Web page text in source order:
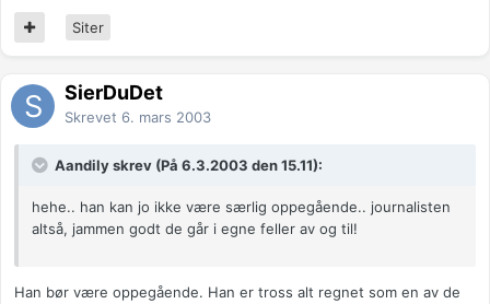
Siter
SierDuDet
Skrevet 6. mars 2003
Aandily skrev (På 6.3.2003 den 15.11):
hehe.. han kan jo ikke være særlig oppegående.. journalisten
altså, jammen godt de går i egne feller av og til!
Han bør være oppegående. Han er tross alt regnet som en av de